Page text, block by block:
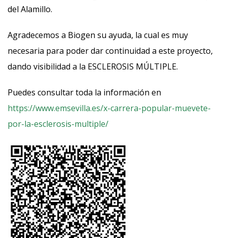
del Alamillo.
Agradecemos a Biogen su ayuda, la cual es muy
necesaria para poder dar continuidad a este proyecto,
dando visibilidad a la ESCLEROSIS MÚLTIPLE.
Puedes consultar toda la información en
https://www.emsevilla.es/x-carrera-popular-muevete-
por-la-esclerosis-multiple/